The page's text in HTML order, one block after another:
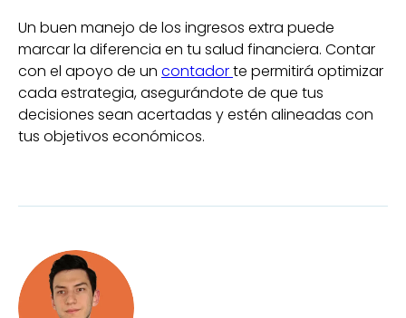
Un buen manejo de los ingresos extra puede
marcar la diferencia en tu salud financiera. Contar
con el apoyo de un contadorte permitirá optimizar
cada estrategia, asegurándote de que tus
decisiones sean acertadas y estén alineadas con
tus objetivos económicos.